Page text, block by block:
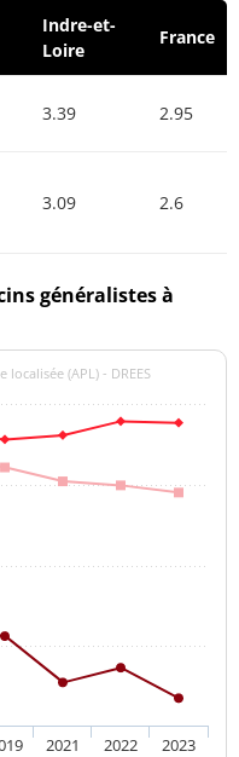
Indre-et-
Loire
France
3.39 2.95
3.09 2.6
généralistes à
(APL) - DREES
2021 2022 2023